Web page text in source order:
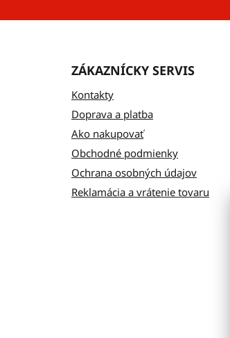
ZÁKAZNÍCKY SERVIS
Kontakty
Doprava a platba
Ako nakupovať
Obchodné podmienky
Ochrana osobných údajov
Reklamácia a vrátenie tovaru